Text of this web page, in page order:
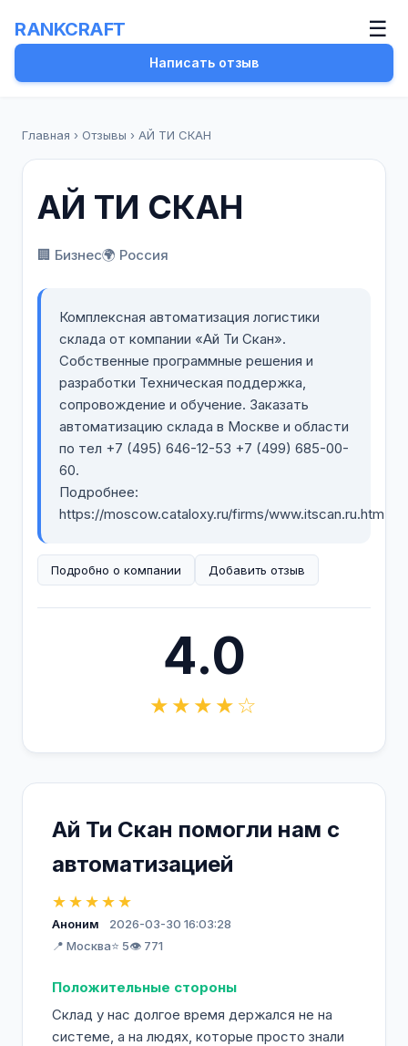
RANKCRAFT ☰
Написать отзыв
Главная › Отзывы › АЙ ТИ СКАН
АЙ ТИ СКАН
🏢 Бизнес🌍 Россия
Комплексная автоматизация логистики
склада от компании «Ай Ти Скан».
Собственные программные решения и
разработки Техническая поддержка,
сопровождение и обучение. Заказать
автоматизацию склада в Москве и области
по тел +7 (495) 646-12-53 +7 (499) 685-00-
60.
Подробнее:
https://moscow.cataloxy.ru/firms/www.itscan.ru.htm
Подробно о компании Добавить отзыв
4.0
★★★★☆
Ай Ти Скан помогли нам с
автоматизацией
★★★★★
Аноним
2026-03-30 16:03:28
📍 Москва⭐ 5👁️ 771
Положительные стороны
Склад у нас долгое время держался не на
системе, а на людях, которые просто знали